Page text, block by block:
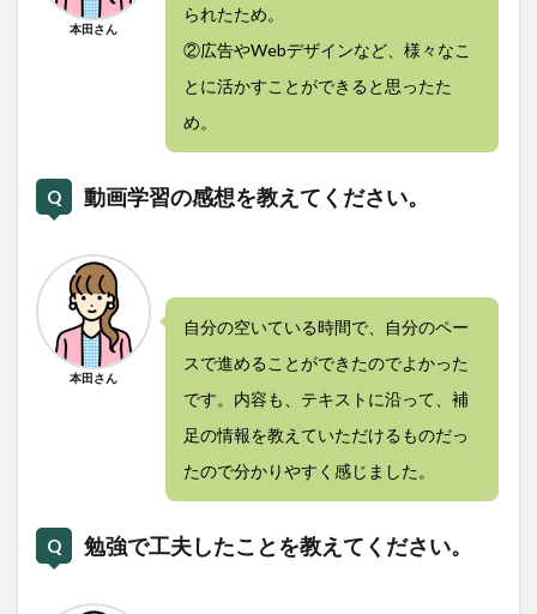
本田さん
られたため。
②広告やWebデザインなど、様々なこ
とに活かすことができると思ったた
め。
動画学習の感想を教えてください。
本田さん
自分の空いている時間で、自分のペー
スで進めることができたのでよかった
です。内容も、テキストに沿って、補
足の情報を教えていただけるものだっ
たので分かりやすく感じました。
勉強で工夫したことを教えてください。